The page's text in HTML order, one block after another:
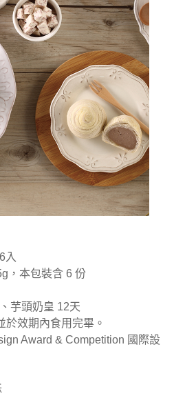
入
，本包裝含 6 份
芋頭奶皇 12天
於效期內食用完畢。
Award & Competition 國際設